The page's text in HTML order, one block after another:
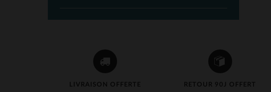
LIVRAISON OFFERTE RETOUR 90J OFFERT